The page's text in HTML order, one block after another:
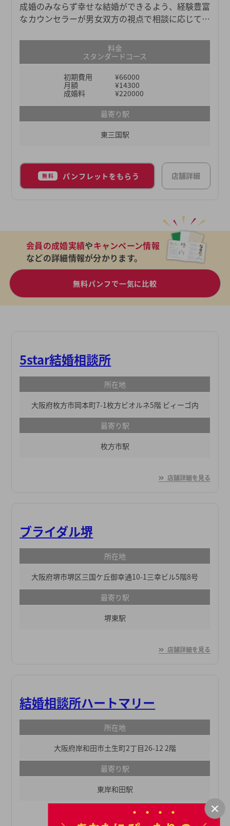
成婚のみならず幸せな結婚ができるよう、経験豊富
なカウンセラーが男女双方の視点で相談に応じてお
料金
スタンダードコース
初期費用
¥66000
月額
¥14300
成婚料
¥220000
最寄り駅
東三国駅
無料 パンフレットをもらう 店舗詳細
会員の成婚実績やキャンペーン情報
などの詳細情報が分かります。
無料パンフで一気に比較
5star結婚相談所
所在地
大阪府枚方市岡本町7-1枚方ビオルネ5階 ビィーゴ内
最寄り駅
枚方市駅
店舗詳細を見る
ブライダル堺
所在地
大阪府堺市堺区三国ケ丘御幸通10-1三幸ビル5階8号
最寄り駅
堺東駅
店舗詳細を見る
結婚相談所ハートマリー
所在地
大阪府岸和田市土生町2丁目26-12 2階
最寄り駅
東岸和田駅
店舗詳細を見る